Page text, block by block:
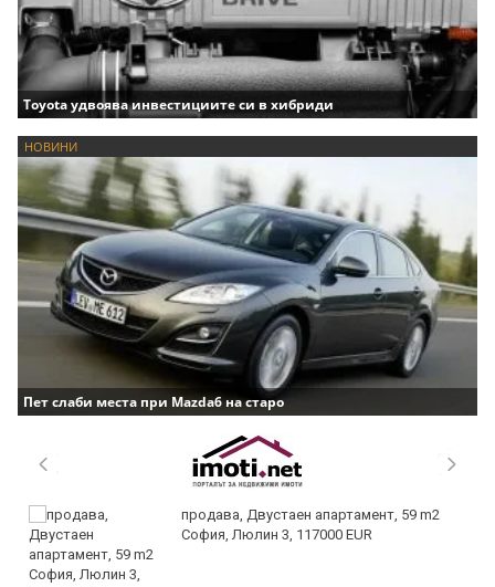
Toyota удвоява инвестициите си в хибриди
НОВИНИ
Пет слаби места при Mazda6 на старо
продава, Двустаен апартамент, 59 m2
София, Люлин 3, 117000 EUR